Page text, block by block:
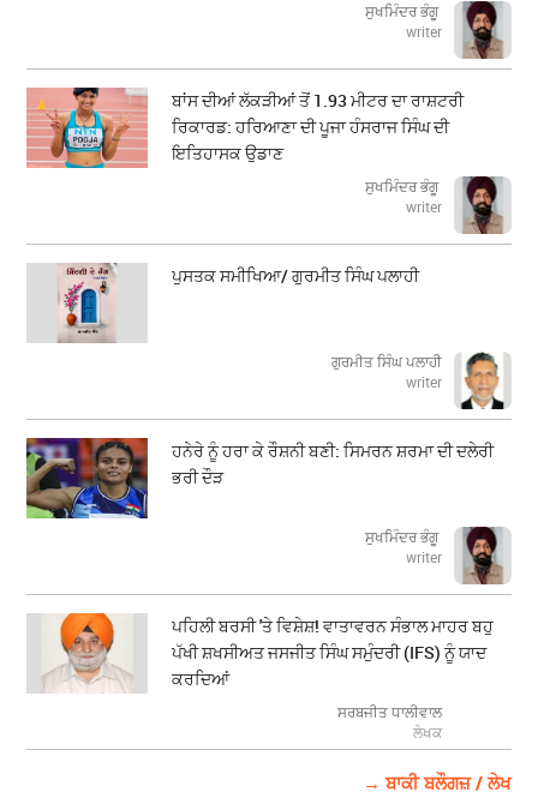
ਸੁਖਮਿੰਦਰ ਭੰਗੂ
writer
ਬਾਂਸ ਦੀਆਂ ਲੱਕੜੀਆਂ ਤੋਂ 1.93 ਮੀਟਰ ਦਾ ਰਾਸ਼ਟਰੀ
ਰਿਕਾਰਡ: ਹਰਿਆਣਾ ਦੀ ਪੂਜਾ ਹੰਸਰਾਜ ਸਿੰਘ ਦੀ
ਇਤਿਹਾਸਕ ਉਡਾਣ
ਸੁਖਮਿੰਦਰ ਭੰਗੂ
writer
ਪੁਸਤਕ ਸਮੀਖਿਆ/ ਗੁਰਮੀਤ ਸਿੰਘ ਪਲਾਹੀ
ਗੁਰਮੀਤ ਸਿੰਘ ਪਲਾਹੀ
writer
ਹਨੇਰੇ ਨੂੰ ਹਰਾ ਕੇ ਰੌਸ਼ਨੀ ਬਣੀ: ਸਿਮਰਨ ਸ਼ਰਮਾ ਦੀ ਦਲੇਰੀ
ਭਰੀ ਦੌੜ
ਸੁਖਮਿੰਦਰ ਭੰਗੂ
writer
ਪਹਿਲੀ ਬਰਸੀ 'ਤੇ ਵਿਸ਼ੇਸ਼! ਵਾਤਾਵਰਨ ਸੰਭਾਲ ਮਾਹਰ ਬਹੁ
ਪੱਖੀ ਸ਼ਖਸੀਅਤ ਜਸਜੀਤ ਸਿੰਘ ਸਮੁੰਦਰੀ (IFS) ਨੂੰ ਯਾਦ
ਕਰਦਿਆਂ
ਸਰਬਜੀਤ ਧਾਲੀਵਾਲ
ਲੇਖਕ
→ ਬਾਕੀ ਬਲੌਗਜ਼ / ਲੇਖ